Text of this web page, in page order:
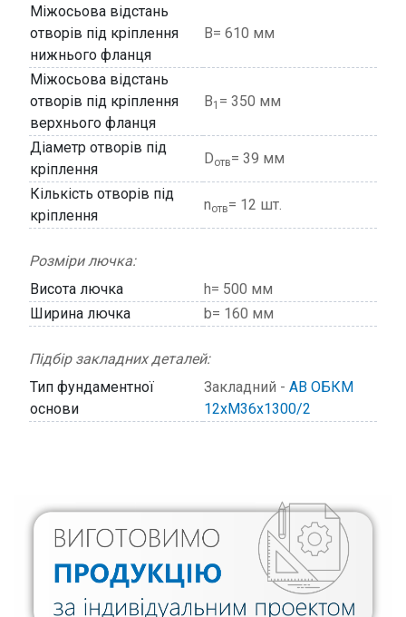
Міжосьова відстань
отворів під кріплення
нижнього фланця
В= 610 мм
Міжосьова відстань
отворів під кріплення
верхнього фланця
В1 = 350 мм
Діаметр отворів під
кріплення
Dотв= 39 мм
Кількість отворів під
кріплення
nотв= 12 шт.
Розміри лючка:
Висота лючка
h= 500 мм
Ширина лючка
b= 160 мм
Підбір закладних деталей:
Тип фундаментної
основи
Закладний - АВ ОБКМ
12хМ36х1300/2